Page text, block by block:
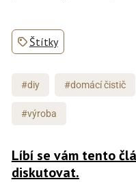
Štítky
#diy #domácí čistič
#výroba
Líbí se vám tento
diskutovat.